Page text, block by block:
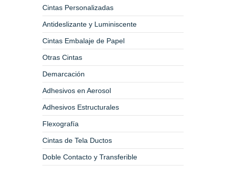
Cintas Personalizadas
Antideslizante y Luminiscente
Cintas Embalaje de Papel
Otras Cintas
Demarcación
Adhesivos en Aerosol
Adhesivos Estructurales
Flexografía
Cintas de Tela Ductos
Doble Contacto y Transferible